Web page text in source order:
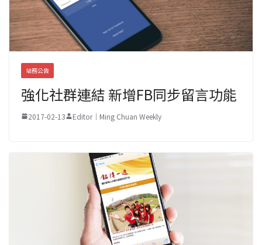
站務公告
強化社群連結 新增FB同步留言功能
2017-02-13 Editor｜Ming Chuan Weekly